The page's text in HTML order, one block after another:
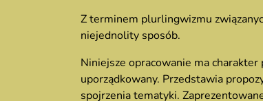
Z terminem plurlingwizmu
niejednolity sposób.
Niniejsze opracowanie ma
uporządkowany. Przedstawia
spojrzenia tematyki.